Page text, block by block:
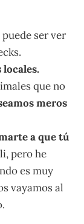
ser ver
que no
meros
a que tú
pero he
es muy
vayamos al